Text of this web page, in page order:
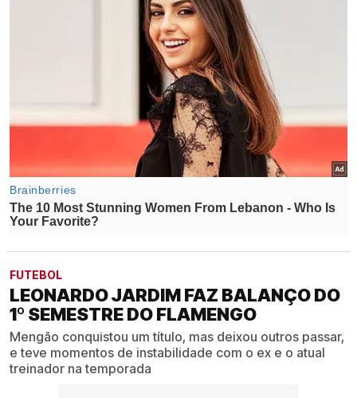
FUTEBOL
LEONARDO JARDIM FAZ BALANÇO DO
1º SEMESTRE DO FLAMENGO
Mengão conquistou um título, mas deixou outros passar,
e teve momentos de instabilidade com o ex e o atual
treinador na temporada